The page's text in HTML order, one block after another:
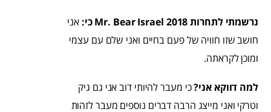
נרשמתי לתחרות Mr. Bear Israel 2018 כי:
אני
חושב שזו חוויה של פעם בחיים ואני שלם עם עצמי
ומוכן לקראתה.
למה דווקא אני?כי מעבר להיותי דוב אני גם גיק
וטרקי ואני מייצג הרבה דברים נוספים מעבר לזהות